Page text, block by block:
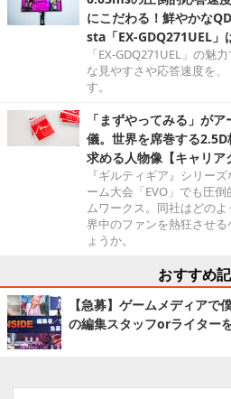
にこだわる！鮮やかな
sta「EX-GDQ271UEL」
「EX-GDQ271UEL」の魅
な見やすさや応答速度を
す。
「まずやってみる」が
儀。世界を席巻する2.5D
求める人物像【キャリア
『ギルティギア』シリー
ーム大会「EVO」でも圧
ムワークス。同社はどの
界中のファンを熱狂させ
ょうか。
おすすめ
【急募】ゲームメディアで
の編集スタッフorライター